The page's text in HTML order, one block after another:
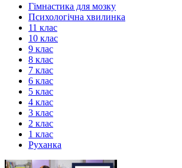
Гімнастика для мозку
Психологічна хвилинка
11 клас
10 клас
9 клас
8 клас
7 клас
6 клас
5 клас
4 клас
3 клас
2 клас
1 клас
Руханка